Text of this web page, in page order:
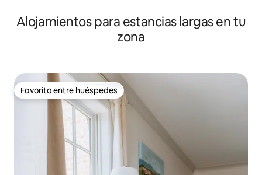
Alojamientos para estancias largas en tu
zona
Favorito entre huéspedes
Favorito entre huéspedes